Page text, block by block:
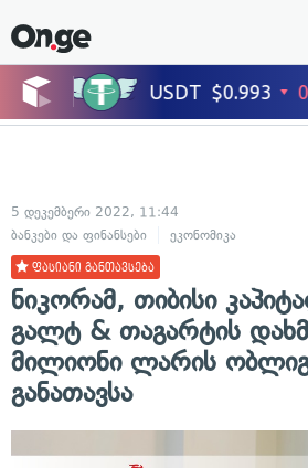
5 დეკემბერი 2022, 11:44
ბანკები და ფინანსები
ეკონომიკა
ფასიანი განთავსება
ნიკორამ, თიბისი
გალტ & თაგარტის
მილიონი ლარის
განათავსა